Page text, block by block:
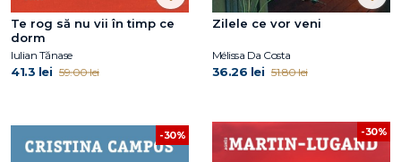
Te rog să nu vii în timp ce
dorm
Iulian Tănase
41.3 lei 59.00 lei
Zilele ce vor veni
Mélissa Da Costa
36.26 lei 51.80 lei
-30% -30%